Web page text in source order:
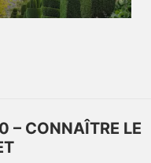
– CONNAÎTRE LE